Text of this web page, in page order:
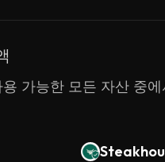
가능한 모든 자산 중